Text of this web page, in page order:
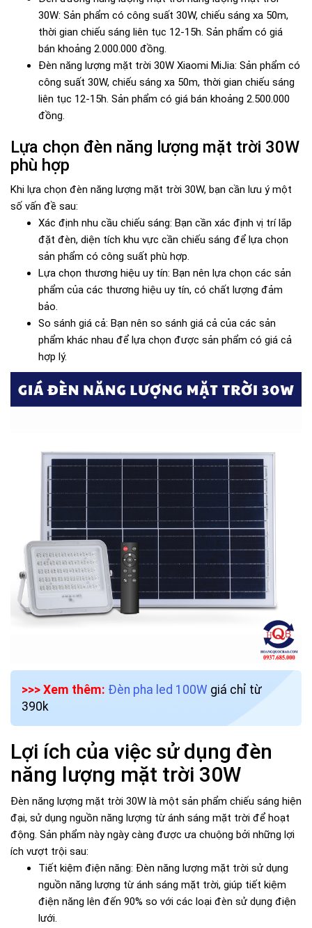
30W: Sản phẩm có công suất 30W, chiếu sáng xa 50m,
thời gian chiếu sáng liên tục 12-15h. Sản phẩm có giá
bán khoảng 2.000.000 đồng.
Đèn năng lượng mặt trời 30W Xiaomi MiJia: Sản phẩm có
công suất 30W, chiếu sáng xa 50m, thời gian chiếu sáng
liên tục 12-15h. Sản phẩm có giá bán khoảng 2.500.000
đồng.
Lựa chọn đèn năng lượng mặt trời 30W
phù hợp
Khi lựa chọn đèn năng lượng mặt trời 30W, bạn cần lưu ý một
số vấn đề sau:
Xác định nhu cầu chiếu sáng: Bạn cần xác định vị trí lắp
đặt đèn, diện tích khu vực cần chiếu sáng để lựa chọn
sản phẩm có công suất phù hợp.
Lựa chọn thương hiệu uy tín: Bạn nên lựa chọn các sản
phẩm của các thương hiệu uy tín, có chất lượng đảm
bảo.
So sánh giá cả: Bạn nên so sánh giá cả của các sản
phẩm khác nhau để lựa chọn được sản phẩm có giá cả
hợp lý.
>>> Xem thêm: Đèn pha led 100W giá chỉ từ
390k
Lợi ích của việc sử dụng đèn
năng lượng mặt trời 30W
Đèn năng lượng mặt trời 30W là một sản phẩm chiếu sáng hiện
đại, sử dụng nguồn năng lượng từ ánh sáng mặt trời để hoạt
động. Sản phẩm này ngày càng được ưa chuộng bởi những lợi
ích vượt trội sau:
Tiết kiệm điện năng: Đèn năng lượng mặt trời sử dụng
nguồn năng lượng từ ánh sáng mặt trời, giúp tiết kiệm
điện năng lên đến 90% so với các loại đèn sử dụng điện
lưới.